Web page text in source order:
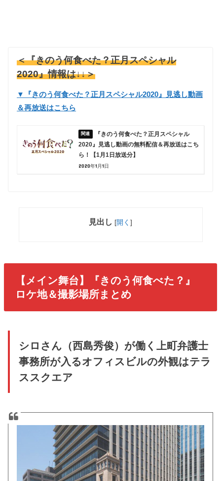
＜『きのう何食べた？正月スペシャル
2020』情報は↓↓＞
▼『きのう何食べた？正月スペシャル2020』見逃し動画
＆再放送はこちら
『きのう何食べた？正月スペシャル
2020』見逃し動画の無料配信＆再放送はこち
ら！【1月1日放送分】
2020年1月1日
見出し [開く ]
【メイン舞台】『きのう何食べた？』
ロケ地＆撮影場所まとめ
シロさん（西島秀俊）が働く上町弁護士
事務所が入るオフィスビルの外観はテラ
ススクエア